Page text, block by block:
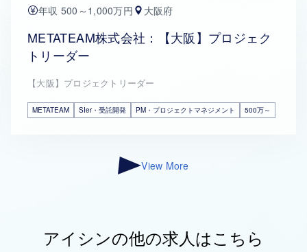
年収 500～1,000万円 大阪府
METATEAM株式会社：【大阪】プロジェク
トリーダー
【大阪】プロジェクトリーダー
METATEAM SIer・受託開発 PM・プロジェクトマネジメント 500万～
View More
アイシンの他の求人はこちら